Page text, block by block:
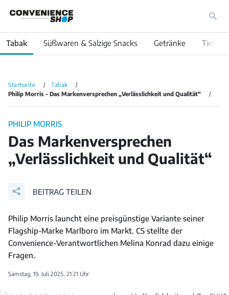
Tabak Süßwaren & Salzige Snacks Getränke
Startseite
Tabak
Philip Morris - Das Markenversprechen „Verlässlichkeit und Qualität“
PHILIP MORRIS
Das Markenversprechen
„Verlässlichkeit und Qualität“
BEITRAG TEILEN
Philip Morris launcht eine preisgünstige Variante seiner
Flagship-Marke Marlboro im Markt. CS stellte der
Convenience-Verantwortlichen Melina Konrad dazu einige
Fragen.
Samstag, 19. Juli 2025, 21:21 Uhr